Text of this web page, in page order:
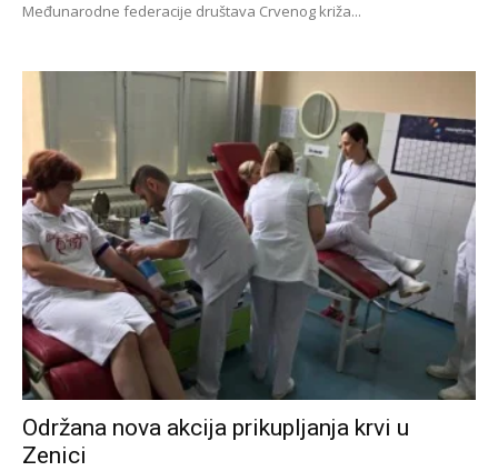
Međunarodne federacije društava Crvenog križa...
Održana nova akcija prikupljanja krvi u
Zenici